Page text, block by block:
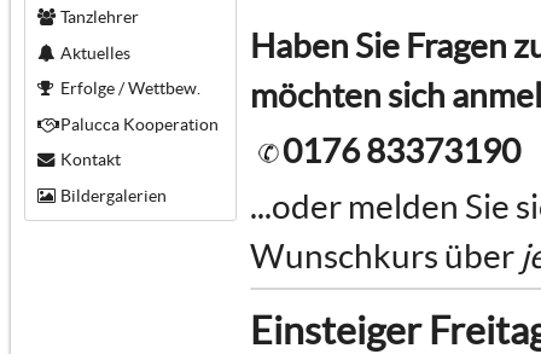
Tanzlehrer
Aktuelles
Erfolge / Wettbew.
Palucca Kooperation
Kontakt
Bildergalerien
Haben Sie Fragen
möchten sich
0176 83373190
...oder melden Sie
Wunschkurs über
Einsteiger